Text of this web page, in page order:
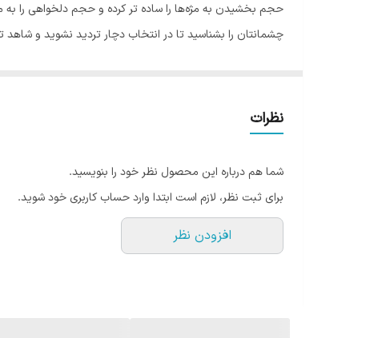
حجم بخشیدن به مژه‌ها را ساده تر کرده و حجم دلخواهی را
چشمانتان را بشناسید تا در انتخاب دچار تردید نشوید و شاهد
محصول کشور سوئد این کشور محصولات بسیار با کیفتی در
نظرات
شما هم درباره این محصول نظر خود را بنویسید.
برای ثبت نظر، لازم است ابتدا وارد حساب کاربری خود شوید.
افزودن نظر